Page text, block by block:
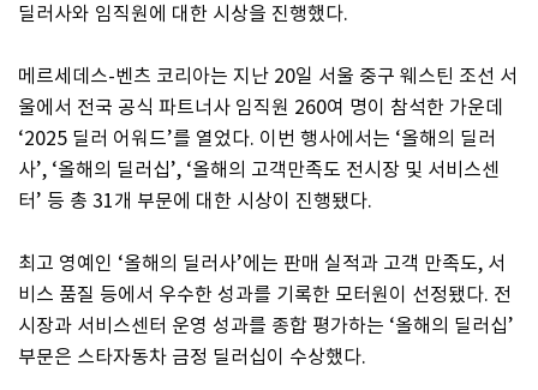
딜러사와 임직원에 대한 시상을 진행했다.
메르세데스-벤츠 코리아는 지난 20일 서울 중구 웨스틴 조선 서
울에서 전국 공식 파트너사 임직원 260여 명이 참석한 가운데
‘2025 딜러 어워드’를 열었다. 이번 행사에서는 ‘올해의 딜러
사’, ‘올해의 딜러십’, ‘올해의 고객만족도 전시장 및 서비스센
터’ 등 총 31개 부문에 대한 시상이 진행됐다.
최고 영예인 ‘올해의 딜러사’에는 판매 실적과 고객 만족도, 서
비스 품질 등에서 우수한 성과를 기록한 모터원이 선정됐다. 전
시장과 서비스센터 운영 성과를 종합 평가하는 ‘올해의 딜러십’
부문은 스타자동차 금정 딜러십이 수상했다.